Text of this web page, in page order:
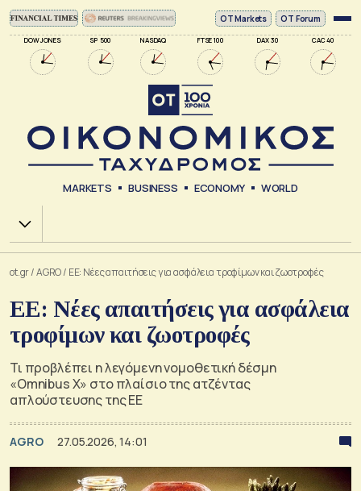
DOW JONES SP 500 NASDAQ FTSE 100 DAX 30 CAC 40
ΟΤ Markets OT Forum
MARKETS BUSINESS ECONOMY WORLD
Χ.Α.
ot.gr/AGRO/ ΕΕ: Νέες απαιτήσεις για ασφάλεια τροφίμων και ζωοτροφές
ΕΕ: Νέες απαιτήσεις για ασφάλεια
τροφίμων και ζωοτροφές
Τι προβλέπει η λεγόμενη νομοθετική δέσμη
«Omnibus X» στο πλαίσιο της ατζέντας
απλούστευσης της ΕΕ
AGRO 27.05.2026, 14:01